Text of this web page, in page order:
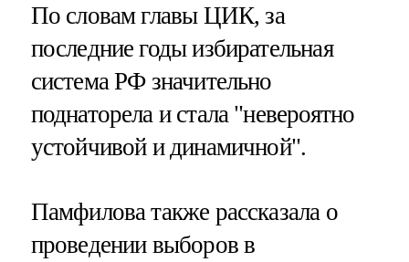
По словам главы ЦИК, за
последние годы избирательная
система РФ значительно
поднаторела и стала "невероятно
устойчивой и динамичной".
Памфилова также рассказала о
проведении выборов в